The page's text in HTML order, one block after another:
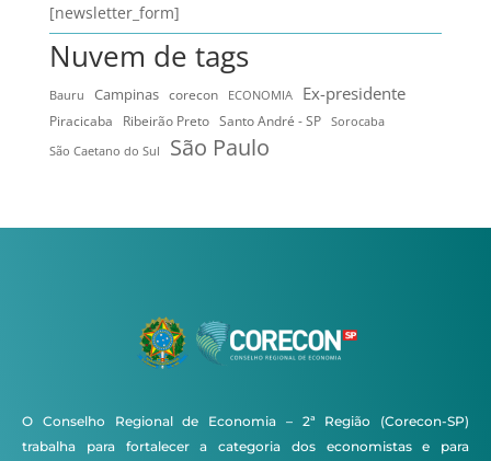
[newsletter_form]
Nuvem de tags
Bauru Campinas corecon ECONOMIA Ex-presidente
Piracicaba Ribeirão Preto Santo André - SP
Sorocaba
São Caetano do Sul
São Paulo
O Conselho Regional de Economia – 2ª Região (Corecon-SP)
trabalha para fortalecer a categoria dos economistas e para